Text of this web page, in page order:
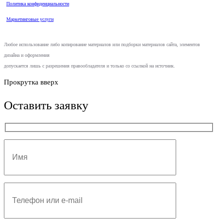
Политика конфиденциальности
Маркетинговые услуги
Любое использование либо копирование материалов или подборки материалов сайта, элементов
дизайна и оформления
допускается лишь с разрешения правообладателя и только со ссылкой на источник.
Прокрутка вверх
Оставить заявку